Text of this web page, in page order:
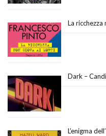
La
Dark –
L’enigma